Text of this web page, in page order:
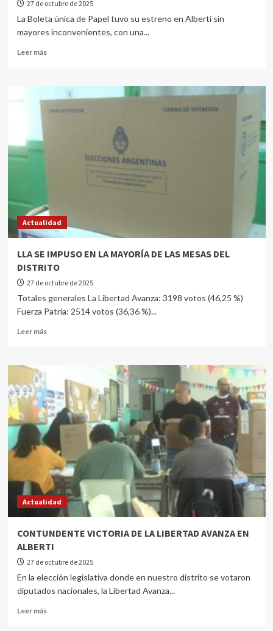
27 de octubre de 2025
La Boleta única de Papel tuvo su estreno en Alberti sin
mayores inconvenientes, con una...
Leer más
Actualidad
LLA SE IMPUSO EN LA MAYORÍA DE LAS MESAS DEL
DISTRITO
27 de octubre de 2025
Totales generales La Libertad Avanza: 3198 votos (46,25 %)
Fuerza Patria: 2514 votos (36,36 %)...
Leer más
Actualidad
CONTUNDENTE VICTORIA DE LA LIBERTAD AVANZA EN
ALBERTI
27 de octubre de 2025
En la elección legislativa donde en nuestro distrito se votaron
diputados nacionales, la Libertad Avanza...
Leer más